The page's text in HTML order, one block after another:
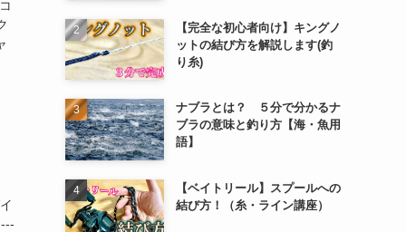
【完全な初心者向け】キングノ
ットの結び方を解説します(釣
り糸)
ナブラとは？ ５分で分かるナ
ブラの意味と釣り方【海・魚用
語】
【ベイトリール】スプールへの
結び方！（糸・ライン講座）